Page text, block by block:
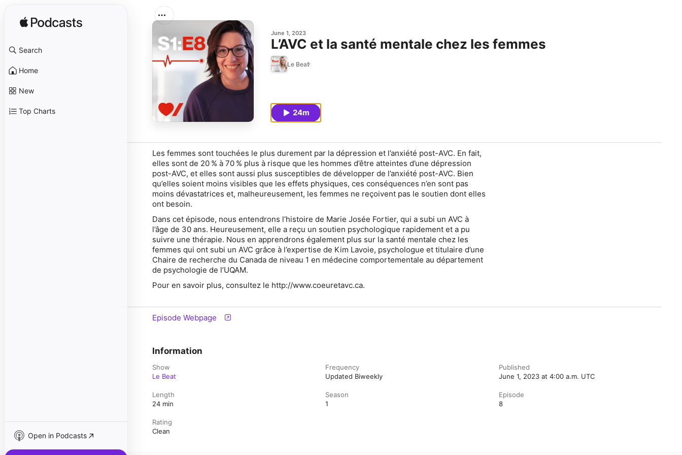
Search
Home
New
Top Charts
Open in Podcasts
June 1, 2023
L’AVC et la santé mentale chez les femmes
Le Beat
24m
Les femmes sont touchées le plus durement par la dépression et l’anxiété post-AVC. En fait,
elles sont de 20 % à 70 % plus à risque que les hommes d’être atteintes d’une dépression
post-AVC, et elles sont aussi plus susceptibles de développer de l’anxiété post-AVC. Bien
qu’elles soient moins visibles que les effets physiques, ces conséquences n’en sont pas
moins dévastatrices et, malheureusement, les femmes ne reçoivent pas le soutien dont elles
ont besoin.
Dans cet épisode, nous entendrons l’histoire de Marie Josée Fortier, qui a subi un AVC à
l’âge de 30 ans. Heureusement, elle a reçu un soutien psychologique rapidement et a pu
suivre une thérapie. Nous en apprendrons également plus sur la santé mentale chez les
femmes qui ont subi un AVC grâce à l’expertise de Kim Lavoie, psychologue et titulaire d’une
Chaire de recherche du Canada de niveau 1 en médecine comportementale au département
de psychologie de l’UQAM.
Pour en savoir plus, consultez le http://www.coeuretavc.ca.
Episode Webpage
Information
Show
Le Beat
Frequency
Updated Biweekly
Published
June 1, 2023 at 4:00 a.m. UTC
Length
24 min
Season
1
Episode
8
Rating
Clean